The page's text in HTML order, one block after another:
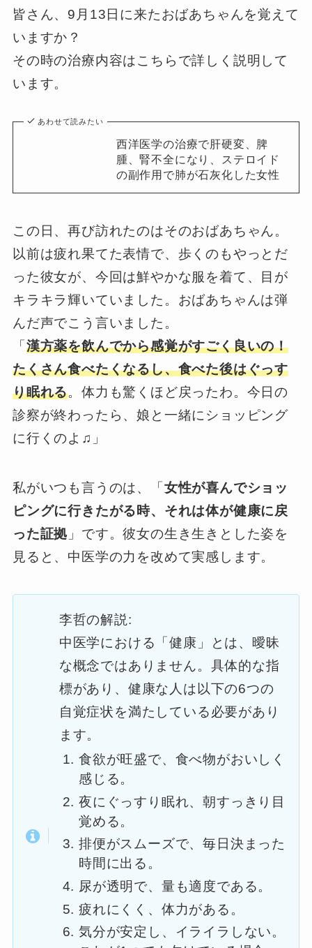
皆さん、9月13日に来たおばあちゃんを覚えて
いますか？
その時の治療内容はこちらで詳しく説明して
います。
あわせて読みたい
西洋医学の治療で肝硬変、脾
腫、腎不全になり、ステロイド
の副作用で肺が石灰化した女性
この日、再び訪れたのはそのおばあちゃん。
以前は疲れ果てた表情で、歩くのもやっとだ
った彼女が、今回は鮮やかな服を着て、目が
キラキラ輝いていました。おばあちゃんは弾
んだ声でこう言いました。
「 漢方薬を飲んでから感覚がすごく良いの！
たくさん食べたくなるし、食べた後はぐっす
り眠れる。体力も驚くほど戻ったわ。今日の
診察が終わったら、娘と一緒にショッピング
に行くのよ♫」
私がいつも言うのは、「女性が喜んでショッ
ピングに行きたがる時、それは体が健康に戻
った証拠 」です。彼女の生き生きとした姿を
見ると、中医学の力を改めて実感します。
李哲の解説:
中医学における「健康」とは、曖昧
な概念ではありません。具体的な指
標があり、健康な人は以下の6つの
自覚症状を満たしている必要があり
ます。
食欲が旺盛で、食べ物がおいしく
感じる。
夜にぐっすり眠れ、朝すっきり目
覚める。
排便がスムーズで、毎日決まった
時間に出る。
尿が透明で、量も適度である。
疲れにくく、体力がある。
気分が安定し、イライラしない。